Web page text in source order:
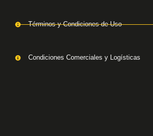
Términos y Condiciones de Uso
Condiciones Comerciales y Logísticas